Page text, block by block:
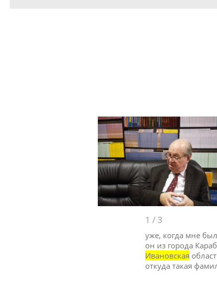
1 / 3
уже, когда мне
он из города
Ивановская
откуда такая